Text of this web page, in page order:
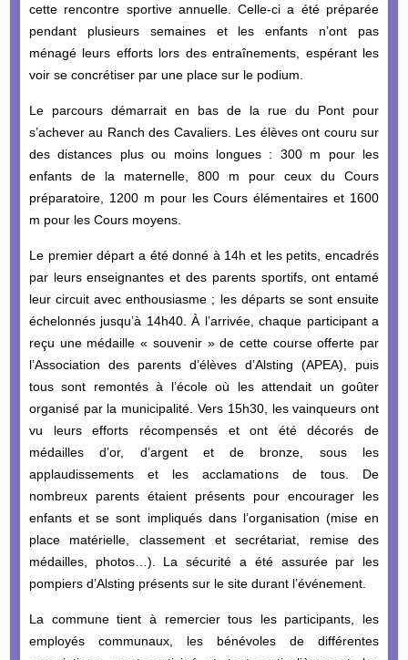
cette rencontre sportive annuelle. Celle-ci a été préparée
pendant plusieurs semaines et les enfants n’ont pas
ménagé leurs efforts lors des entraînements, espérant les
voir se concrétiser par une place sur le podium.
Le parcours démarrait en bas de la rue du Pont pour
s’achever au Ranch des Cavaliers. Les élèves ont couru sur
des distances plus ou moins longues : 300 m pour les
enfants de la maternelle, 800 m pour ceux du Cours
préparatoire, 1200 m pour les Cours élémentaires et 1600
m pour les Cours moyens.
Le premier départ a été donné à 14h et les petits, encadrés
par leurs enseignantes et des parents sportifs, ont entamé
leur circuit avec enthousiasme ; les départs se sont ensuite
échelonnés jusqu’à 14h40. À l’arrivée, chaque participant a
reçu une médaille « souvenir » de cette course offerte par
l’Association des parents d’élèves d’Alsting (APEA), puis
tous sont remontés à l’école où les attendait un goûter
organisé par la municipalité. Vers 15h30, les vainqueurs ont
vu leurs efforts récompensés et ont été décorés de
médailles d’or, d’argent et de bronze, sous les
applaudissements et les acclamations de tous. De
nombreux parents étaient présents pour encourager les
enfants et se sont impliqués dans l’organisation (mise en
place matérielle, classement et secrétariat, remise des
médailles, photos…). La sécurité a été assurée par les
pompiers d’Alsting présents sur le site durant l’événement.
La commune tient à remercier tous les participants, les
employés communaux, les bénévoles de différentes